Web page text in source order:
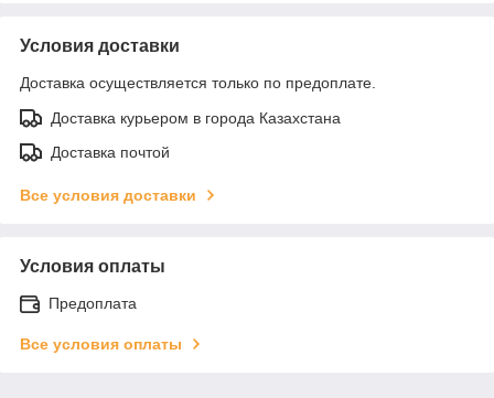
Условия доставки
Доставка осуществляется только по предоплате.
Доставка курьером в города Казахстана
Доставка почтой
Все условия доставки
Условия оплаты
Предоплата
Все условия оплаты